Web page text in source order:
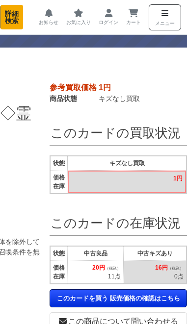
詳細
検索
お知らせ お気に入り ログイン カート メニュー
◇霊
を除外して
喚条件を無
参考買取価格 1円
商品状態 キズなし買取
この商品について問い合わせる
このカードの買取状況
状態
価格
在庫
キズなし買取
1円
このカードの在庫状況
状態
価格
在庫
中古良品
20円 （税込）
11点
中古キズあり
16円 （税込）
0点
このカードを買う 販売価格の確認はこちら